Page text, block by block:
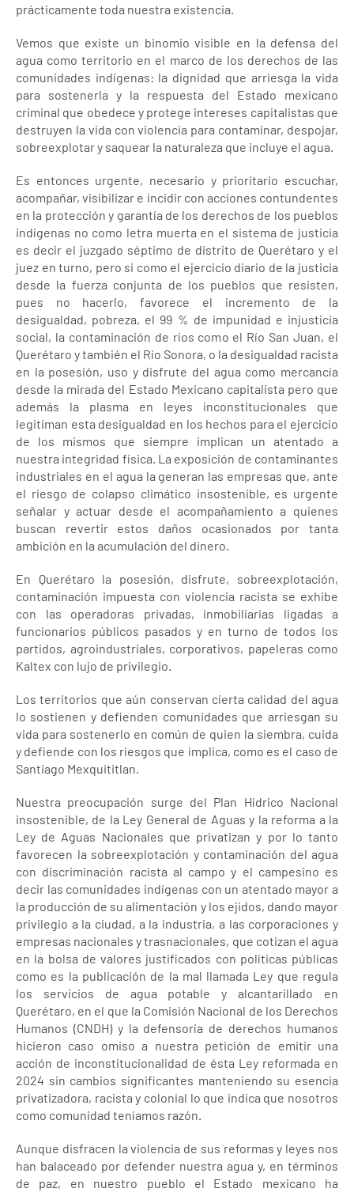
prácticamente toda nuestra existencia.
Vemos que existe un binomio visible en la defensa del
agua como territorio en el marco de los derechos de las
comunidades indígenas: la dignidad que arriesga la vida
para sostenerla y la respuesta del Estado mexicano
criminal que obedece y protege intereses capitalistas que
destruyen la vida con violencia para contaminar, despojar,
sobreexplotar y saquear la naturaleza que incluye el agua.
Es entonces urgente, necesario y prioritario escuchar,
acompañar, visibilizar e incidir con acciones contundentes
en la protección y garantía de los derechos de los pueblos
indígenas no como letra muerta en el sistema de justicia
es decir el juzgado séptimo de distrito de Querétaro y el
juez en turno, pero si como el ejercicio diario de la justicia
desde la fuerza conjunta de los pueblos que resisten,
pues no hacerlo, favorece el incremento de la
desigualdad, pobreza, el 99 % de impunidad e injusticia
social, la contaminación de ríos como el Río San Juan, el
Querétaro y también el Río Sonora, o la desigualdad racista
en la posesión, uso y disfrute del agua como mercancía
desde la mirada del Estado Mexicano capitalista pero que
además la plasma en leyes inconstitucionales que
legitiman esta desigualdad en los hechos para el ejercicio
de los mismos que siempre implican un atentado a
nuestra integridad física. La exposición de contaminantes
industriales en el agua la generan las empresas que, ante
el riesgo de colapso climático insostenible, es urgente
señalar y actuar desde el acompañamiento a quienes
buscan revertir estos daños ocasionados por tanta
ambición en la acumulación del dinero.
En Querétaro la posesión, disfrute, sobreexplotación,
contaminación impuesta con violencia racista se exhibe
con las operadoras privadas, inmobiliarias ligadas a
funcionarios públicos pasados y en turno de todos los
partidos, agroindustriales, corporativos, papeleras como
Kaltex con lujo de privilegio.
Los territorios que aún conservan cierta calidad del agua
lo sostienen y defienden comunidades que arriesgan su
vida para sostenerlo en común de quien la siembra, cuida
y defiende con los riesgos que implica, como es el caso de
Santiago Mexquititlan.
Nuestra preocupación surge del Plan Hídrico Nacional
insostenible, de la Ley General de Aguas y la reforma a la
Ley de Aguas Nacionales que privatizan y por lo tanto
favorecen la sobreexplotación y contaminación del agua
con discriminación racista al campo y el campesino es
decir las comunidades indígenas con un atentado mayor a
la producción de su alimentación y los ejidos, dando mayor
privilegio a la ciudad, a la industria, a las corporaciones y
empresas nacionales y trasnacionales, que cotizan el agua
en la bolsa de valores justificados con políticas públicas
como es la publicación de la mal llamada Ley que regula
los servicios de agua potable y alcantarillado en
Querétaro, en el que la Comisión Nacional de los Derechos
Humanos (CNDH) y la defensoría de derechos humanos
hicieron caso omiso a nuestra petición de emitir una
acción de inconstitucionalidad de ésta Ley reformada en
2024 sin cambios significantes manteniendo su esencia
privatizadora, racista y colonial lo que indica que nosotros
como comunidad teníamos razón.
Aunque disfracen la violencia de sus reformas y leyes nos
han balaceado por defender nuestra agua y, en términos
de paz, en nuestro pueblo el Estado mexicano ha